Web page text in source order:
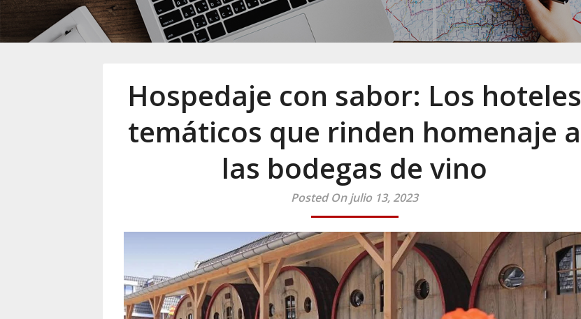
Hospedaje con sabor: Los hoteles
temáticos que rinden homenaje a
las bodegas de vino
Posted On julio 13, 2023